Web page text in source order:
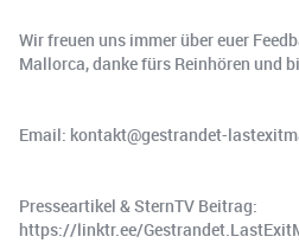
Wir freuen uns immer über euer
Mallorca, danke fürs Reinhören und
Email: kontakt@gestrandet-
Presseartikel & SternTV Beitrag:
https://linktr.ee/